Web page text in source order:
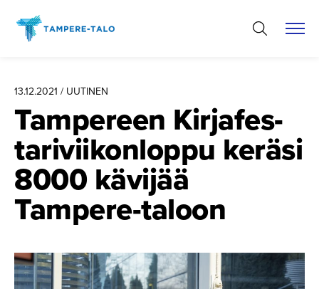
sisältöön
13.12.2021 / UUTINEN
Tampereen Kirjafes­
ta­ri­vii­kon­loppu keräsi
8000 kävijää
Tampere-taloon